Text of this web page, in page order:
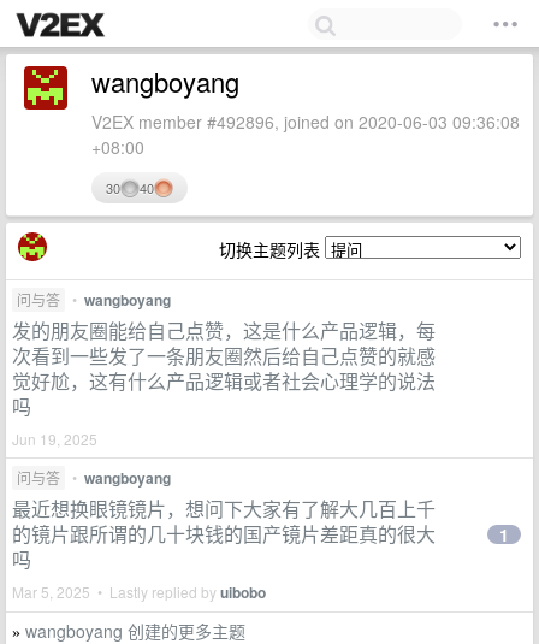
wangboyang
V2EX member #492896, joined on 2020-06-03 09:36:08
+08:00
30 40
切换主题列表
问与答 • wangboyang
发的朋友圈能给自己点赞，这是什么产品逻辑，每
次看到一些发了一条朋友圈然后给自己点赞的就感
觉好尬，这有什么产品逻辑或者社会心理学的说法
吗
Jun 19, 2025
问与答
• wangboyang
最近想换眼镜镜片，想问下大家有了解大几百上千
的镜片跟所谓的几十块钱的国产镜片差距真的很大
吗
Mar 5, 2025 • Lastly replied byuibobo
1
» wangboyang 创建的更多主题